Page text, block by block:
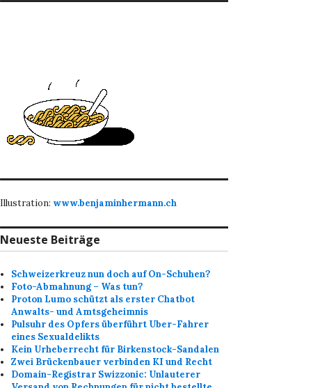
Illustration: www.benjaminhermann.ch
Neueste Beiträge
Schweizerkreuz nun doch auf On-Schuhen?
Foto-Abmahnung – Was tun?
Proton Lumo schützt als erster Chatbot
Anwalts- und Amtsgeheimnis
Pulsuhr des Opfers überführt Uber-Fahrer
eines Sexualdelikts
Kein Urheberrecht für Birkenstock-Sandalen
Zwei Brückenbauer verbinden KI und Recht
Domain-Registrar Swizzonic: Unlauterer